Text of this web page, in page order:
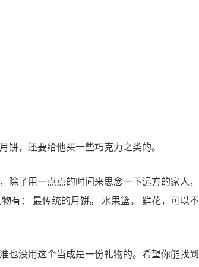
饼，还要给他买一些巧克力之类的。
除了用一点点的时间来思念一下远方的家人，
有： 最传统的月饼。 水果篮。 鲜花，可以不
也没用这个当成是一份礼物的。希望你能找到